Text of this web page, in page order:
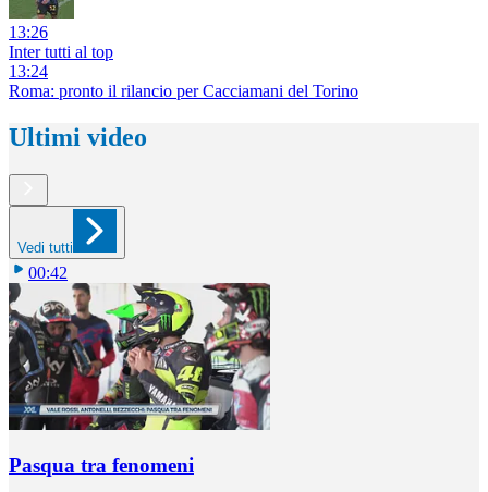
13:26
Inter tutti al top
13:24
Roma: pronto il rilancio per Cacciamani del Torino
Ultimi video
Vedi tutti
00:42
Pasqua tra fenomeni